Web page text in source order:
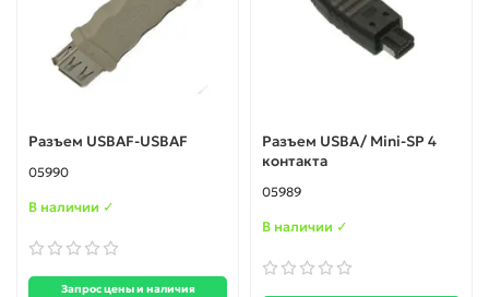
Разъем USBAF-USBAF
05990
В наличии ✓
Запрос цены и наличия
Разъем USBA/ Mini-SP 4
контакта
05989
В наличии ✓